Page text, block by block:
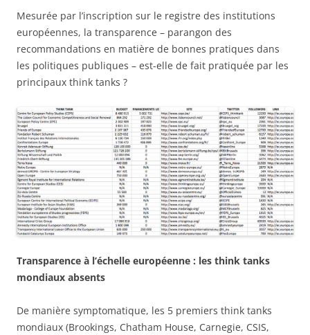
Mesurée par l’inscription sur le registre des institutions
européennes, la transparence – parangon des
recommandations en matière de bonnes pratiques dans
les politiques publiques – est-elle de fait pratiquée par les
principaux think tanks ?
Transparence à l’échelle européenne : les think tanks
mondiaux absents
De manière symptomatique, les 5 premiers think tanks
mondiaux (Brookings, Chatham House, Carnegie, CSIS,